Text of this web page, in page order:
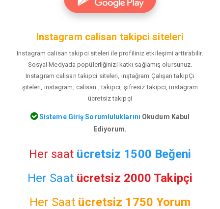
Instagram calisan takipci siteleri
Instagram calisan takipci siteleri ile profiliniz etkileşimi arttırabilir.
Sosyal Medyada popülerliğinizi katkı sağlamış olursunuz.
Instagram calisan takipci siteleri, ınştağram Çalışan takıpÇı
şıtelerı, instagram, calisan , takipci, şifresiz takipci, instagram
ücretsiz takipçi
Sisteme Giriş Sorumluluklarını Okudum Kabul
Ediyorum.
Her saat ücretsiz 1500 Beğeni
Her Saat ücretsiz 2000 Takipçi
Her Saat ücretsiz 1750 Yorum